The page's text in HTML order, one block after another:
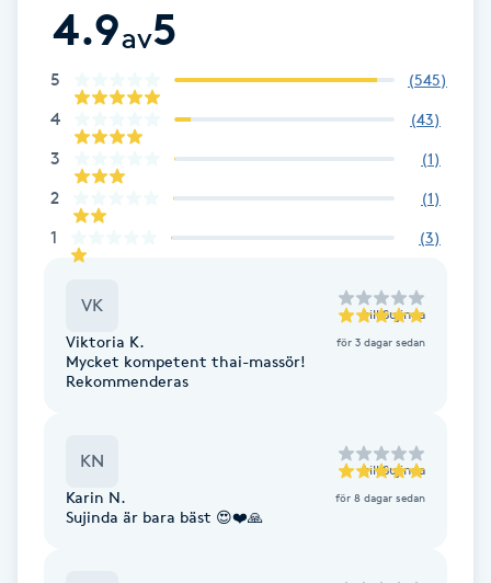
Color correction
Cryoterapi
Damklippning
Dermapen
Diamantslipning
Enzympeeling
Extensions
Extensions borttagning
4.9av5
5 (545)
4 (43)
3 (1)
2 (1)
1 (3)
VK till Sujinda
Viktoria K. för 3 dagar sedan
Mycket kompetent thai-massör!
Rekommenderas
KN till Sujinda
Karin N. för 8 dagar sedan
Sujinda är bara bäst 😍❤️🙏